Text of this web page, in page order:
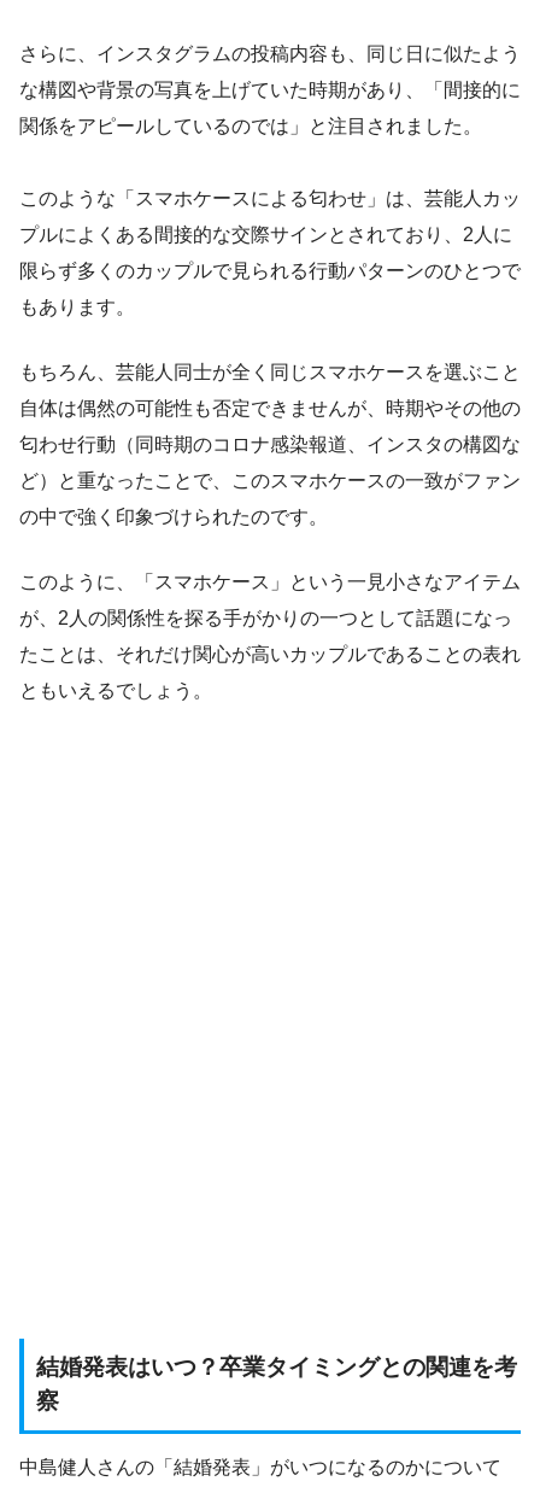
さらに、インスタグラムの投稿内容も、同じ日に似たよう
な構図や背景の写真を上げていた時期があり、「間接的に
関係をアピールしているのでは」と注目されました。
このような「スマホケースによる匂わせ」は、芸能人カッ
プルによくある間接的な交際サインとされており、2人に
限らず多くのカップルで見られる行動パターンのひとつで
もあります。
もちろん、芸能人同士が全く同じスマホケースを選ぶこと
自体は偶然の可能性も否定できませんが、時期やその他の
匂わせ行動（同時期のコロナ感染報道、インスタの構図な
ど）と重なったことで、このスマホケースの一致がファン
の中で強く印象づけられたのです。
このように、「スマホケース」という一見小さなアイテム
が、2人の関係性を探る手がかりの一つとして話題になっ
たことは、それだけ関心が高いカップルであることの表れ
ともいえるでしょう。
結婚発表はいつ？卒業タイミングとの関連を考
察
中島健人さんの「結婚発表」がいつになるのかについて